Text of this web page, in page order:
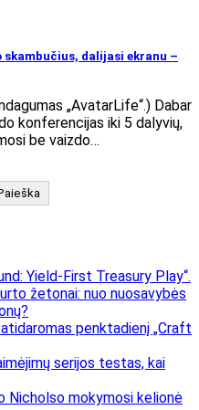
skambučius, dalijasi ekranu –
„AvatarLife“.) Dabar
konferencijas iki 5 dalyvių,
be vaizdo…
Yield-First Treasury Play“.
žetonai: nuo nuosavybės
penktadienį „Craft
serijos testas, kai
Nicholso mokymosi kelionė